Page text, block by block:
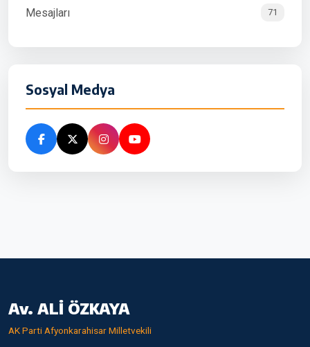
Mesajları 71
Sosyal Medya
Av. ALİ ÖZKAYA
AK Parti Afyonkarahisar Milletvekili